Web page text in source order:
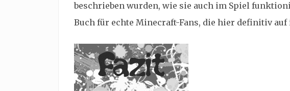
beschrieben wurden, wie sie auch im Spiel
Buch für echte Minecraft-Fans, die hier definitiv